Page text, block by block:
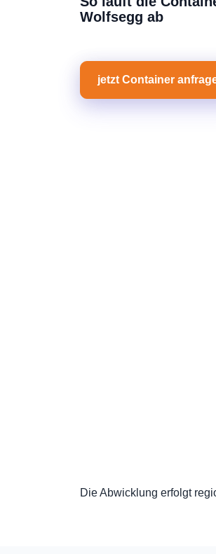
Wolfsegg ab
jetzt Container
Die Abwicklung erfolgt